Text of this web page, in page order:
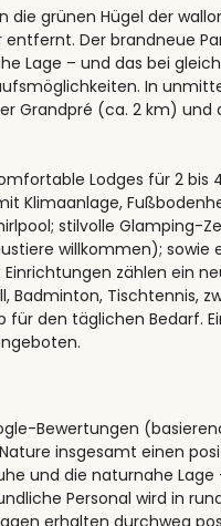
grünen Hügel der
Der brandneue
Lage – und das bei
In
Grandpré (ca. 2 km)
Lodges für 2 bis
Klimaanlage,
stilvolle Glamping-
willkommen);
zählen ein
Badminton, Tischtennis,
für den täglichen Bedarf.
Bewertungen
insgesamt einen
und die naturnahe
Personal wird in
erhalten durchweg